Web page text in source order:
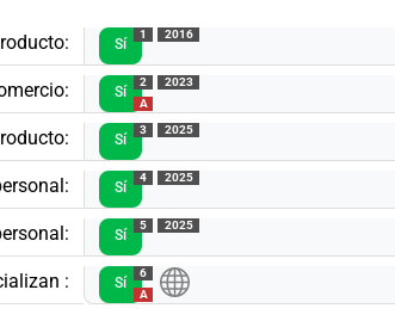
Sí
1 2016
Sí
2
A
2023
Sí
3 2025
Sí
4 2025
Sí
5 2025
: Sí
6
A